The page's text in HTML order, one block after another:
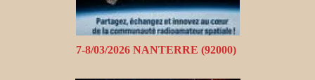
7-8/03/2026 NANTERRE (92000)